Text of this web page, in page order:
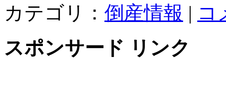
カテゴリ： 倒産情報 | コ
スポンサード リンク